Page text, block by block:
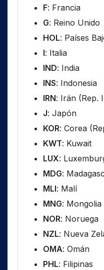
F: Francia
G: Reino Unido
HOL: Países
I: Italia
IND: India
INS: Indonesia
IRN: Irán (Rep.
J: Japón
KOR: Corea
KWT: Kuwait
LUX:
MDG:
MLI: Malí
MNG: Mongolia
NOR: Noruega
NZL: Nueva
OMA: Omán
PHL: Filipinas